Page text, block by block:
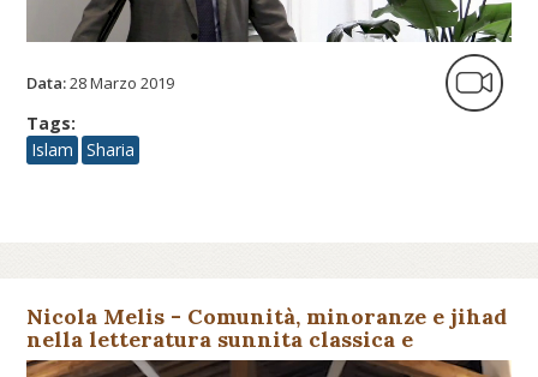
Data:28 Marzo 2019
Tags:
Islam
Sharia
Nicola Melis - Comunità, minoranze e jihad
nella letteratura sunnita classica e
contemporanea